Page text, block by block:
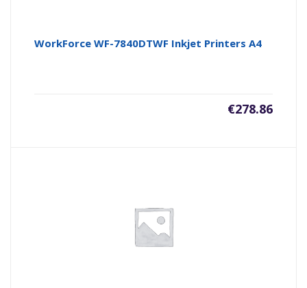
WorkForce WF-7840DTWF Inkjet Printers A4
€278.86